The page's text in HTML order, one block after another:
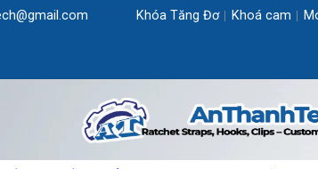
Khóa Tăng Đơ Khoá cam